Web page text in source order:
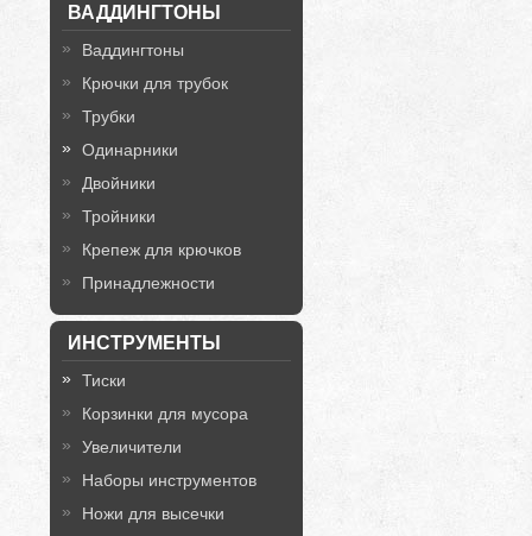
ВАДДИНГТОНЫ
Ваддингтоны
Крючки для трубок
Трубки
Одинарники
Двойники
Тройники
Крепеж для крючков
Принадлежности
ИНСТРУМЕНТЫ
Тиски
Корзинки для мусора
Увеличители
Наборы инструментов
Ножи для высечки